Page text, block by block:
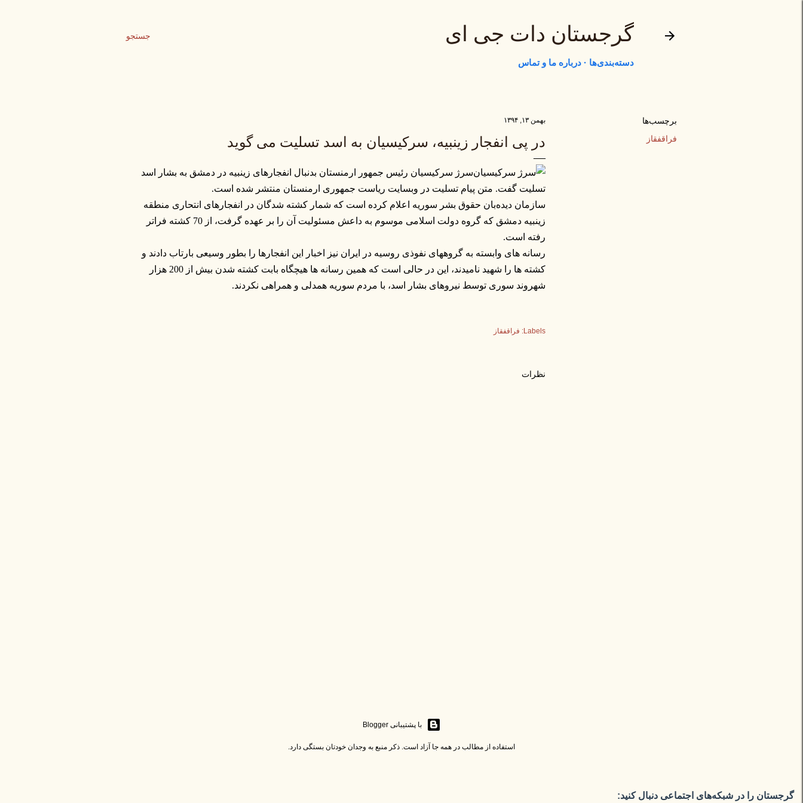
جستجو گرجستان دات جی ای
دسته‌بندی‌ها درباره ما و تماس
برچسب‌ها
فراقفقاز
بهمن ۱۳, ۱۳۹۴
در پی انفجار زینبیه، سرکیسیان به اسد تسلیت می گوید
سرژ سرکیسیان رئیس جمهور ارمنستان بدنبال انفجارهای زینبیه در دمشق به بشار اسد
تسلیت گفت. متن پیام تسلیت در وبسایت ریاست جمهوری ارمنستان منتشر شده است.
سازمان دیده‌بان حقوق بشر سوریه اعلام کرده است که شمار کشته شدگان در انفجارهای انتحاری منطقه
زینبیه دمشق که گروه دولت اسلامی موسوم به داعش مسئولیت آن را بر عهده گرفت، از 70 کشته فراتر
رفته است.
رسانه های وابسته به گروههای نفوذی روسیه در ایران نیز اخبار این انفجارها را بطور وسیعی بارتاب دادند و
کشته ها را شهید نامیدند، این در حالی است که همین رسانه ها هیچگاه بابت کشته شدن بیش از 200 هزار
شهروند سوری توسط نیروهای بشار اسد، با مردم سوریه همدلی و همراهی نکردند.
Labels: فراقفقاز
نظرات
‏با پشتیبانی Blogger
استفاده از مطالب در همه جا آزاد است. ذکر منبع به وجدان خودتان بستگی دارد.
گرجستان را در شبکه‌های اجتماعی دنبال کنید: